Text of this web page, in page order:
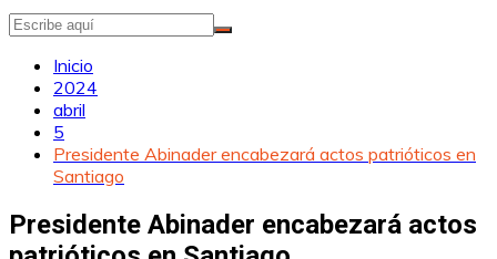
Inicio
2024
abril
5
Presidente Abinader encabezará actos patrióticos en
Santiago
Presidente Abinader encabezará actos